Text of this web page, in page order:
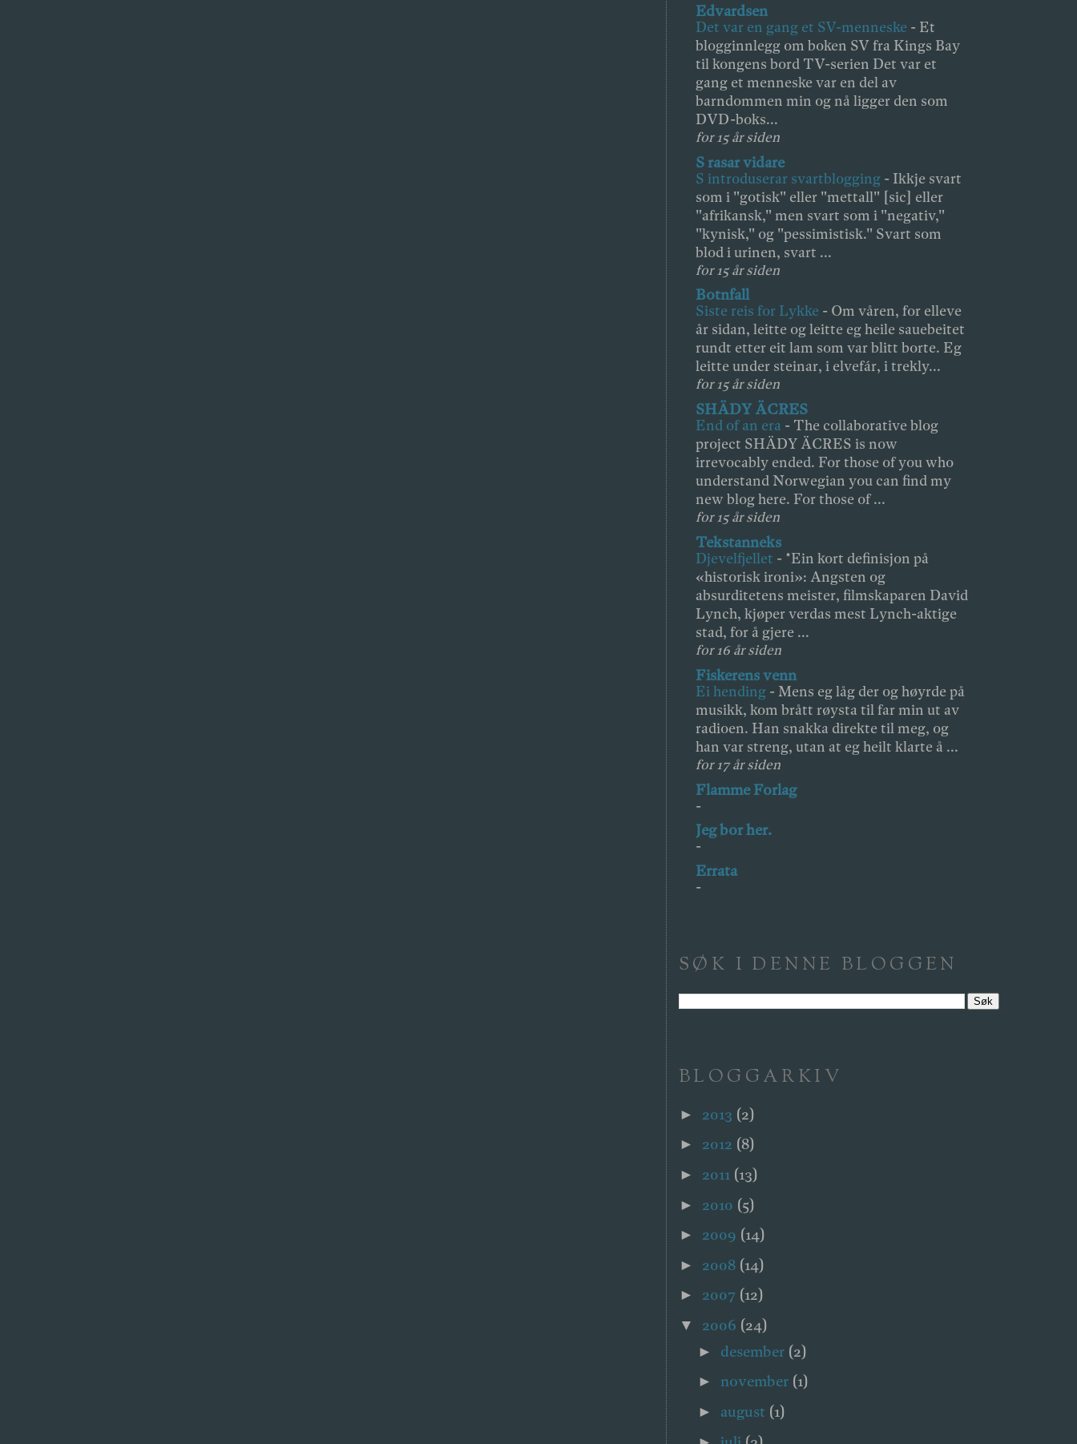
Edvardsen
Det var en gang et SV-menneske - Et
blogginnlegg om boken SV fra Kings Bay
til kongens bord TV-serien Det var et
gang et menneske var en del av
barndommen min og nå ligger den som
DVD-boks...
for 15 år siden
S rasar vidare
S introduserar svartblogging - Ikkje svart
som i "gotisk" eller "mettall" [sic] eller
"afrikansk," men svart som i "negativ,"
"kynisk," og "pessimistisk." Svart som
blod i urinen, svart ...
for 15 år siden
Botnfall
Siste reis for Lykke - Om våren, for elleve
år sidan, leitte og leitte eg heile sauebeitet
rundt etter eit lam som var blitt borte. Eg
leitte under steinar, i elvefár, i trekly...
for 15 år siden
SHÄDY ÄCRES
End of an era - The collaborative blog
project SHÄDY ÄCRES is now
irrevocably ended. For those of you who
understand Norwegian you can find my
new blog here. For those of ...
for 15 år siden
Tekstanneks
Djevelfjellet - *Ein kort definisjon på
«historisk ironi»: Angsten og
absurditetens meister, filmskaparen David
Lynch, kjøper verdas mest Lynch-aktige
stad, for å gjere ...
for 16 år siden
Fiskerens venn
Ei hending - Mens eg låg der og høyrde på
musikk, kom brått røysta til far min ut av
radioen. Han snakka direkte til meg, og
han var streng, utan at eg heilt klarte å ...
for 17 år siden
Flamme Forlag
-
Jeg bor her.
-
Errata
-
SØK I DENNE BLOGGEN
BLOGGARKIV
► 2013 (2)
► 2012 (8)
► 2011 (13)
► 2010 (5)
► 2009 (14)
► 2008 (14)
► 2007 (12)
▼ 2006 (24)
► desember (2)
► november (1)
► august (1)